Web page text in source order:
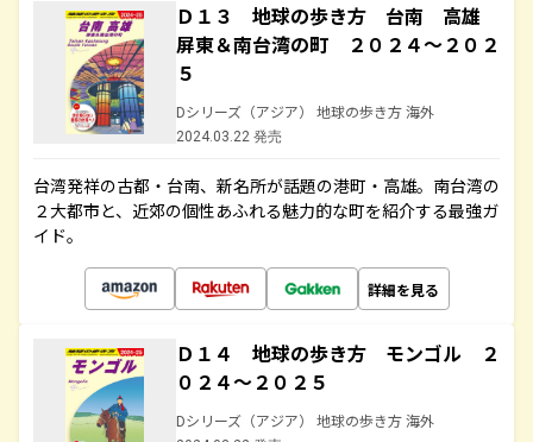
Ｄ１３ 地球の歩き方 台南 高雄
屏東＆南台湾の町 ２０２４～２０２
５
Dシリーズ（アジア） 地球の歩き方 海外
2024.03.22 発売
台湾発祥の古都・台南、新名所が話題の港町・高雄。南台湾の
２大都市と、近郊の個性あふれる魅力的な町を紹介する最強ガ
イド。
詳細を見る
Ｄ１４ 地球の歩き方 モンゴル ２
０２４～２０２５
Dシリーズ（アジア） 地球の歩き方 海外